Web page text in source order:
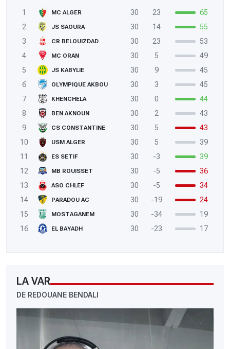
1 MC ALGER 30 23
65
2
JS SAOURA 30 14
55
3
CR BELOUIZDAD 30 23
53
4
MC ORAN 30 5
49
5
JS KABYLIE 30 9
45
6
OLYMPIQUE AKBOU 30 3
45
7
KHENCHELA 30 0
44
8
BEN AKNOUN 30 2
43
9
CS CONSTANTINE 30 5
43
10
USM ALGER 30 5
39
11
ES SETIF 30 -3
39
12
MB ROUISSET 30 -5
36
13
ASO CHLEF 30 -5
34
14
PARADOU AC 30 -19
24
15
MOSTAGANEM 30 -34
19
16
EL BAYADH 30 -23 17
LA VAR
DE REDOUANE BENDALI